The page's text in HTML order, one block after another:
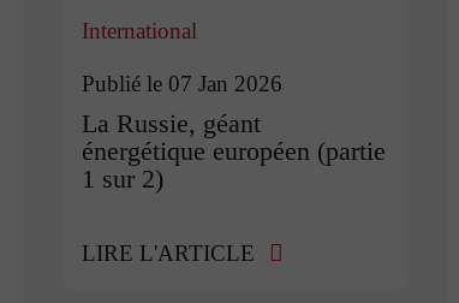
International
Publié le 07 Jan 2026
La Russie, géant
énergétique européen (partie
1 sur 2)
LIRE L'ARTICLE